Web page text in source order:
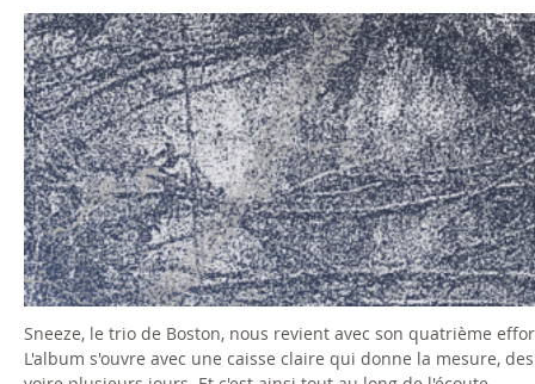
Sneeze, le trio de Boston, nous revient avec son quatrième
L'album s'ouvre avec une caisse claire qui donne la mesure,